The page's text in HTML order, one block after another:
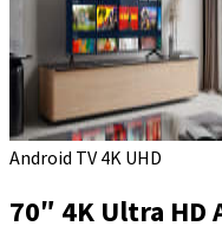
Android TV 4K UHD
70″ 4K Ultra HD